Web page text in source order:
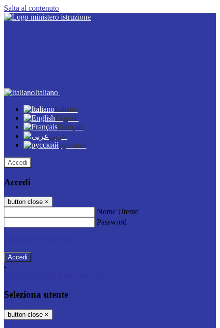
Salta al contenuto
Italiano
Italiano
English
Français
عربى
русский
Accedi
Accedi
button close ×
Nome Utente
Password
-
Seleziona utente
button close ×